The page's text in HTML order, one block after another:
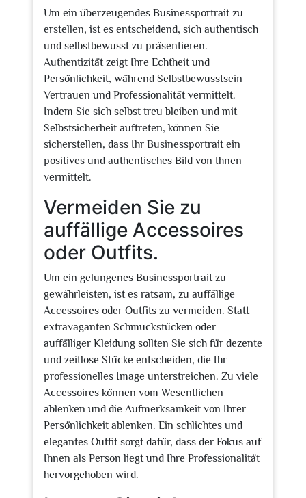
Um ein überzeugendes Businessportrait zu
erstellen, ist es entscheidend, sich authentisch
und selbstbewusst zu präsentieren.
Authentizität zeigt Ihre Echtheit und
Persönlichkeit, während Selbstbewusstsein
Vertrauen und Professionalität vermittelt.
Indem Sie sich selbst treu bleiben und mit
Selbstsicherheit auftreten, können Sie
sicherstellen, dass Ihr Businessportrait ein
positives und authentisches Bild von Ihnen
vermittelt.
Vermeiden Sie zu
auffällige Accessoires
oder Outfits.
Um ein gelungenes Businessportrait zu
gewährleisten, ist es ratsam, zu auffällige
Accessoires oder Outfits zu vermeiden. Statt
extravaganten Schmuckstücken oder
auffälliger Kleidung sollten Sie sich für dezente
und zeitlose Stücke entscheiden, die Ihr
professionelles Image unterstreichen. Zu viele
Accessoires können vom Wesentlichen
ablenken und die Aufmerksamkeit von Ihrer
Persönlichkeit ablenken. Ein schlichtes und
elegantes Outfit sorgt dafür, dass der Fokus auf
Ihnen als Person liegt und Ihre Professionalität
hervorgehoben wird.